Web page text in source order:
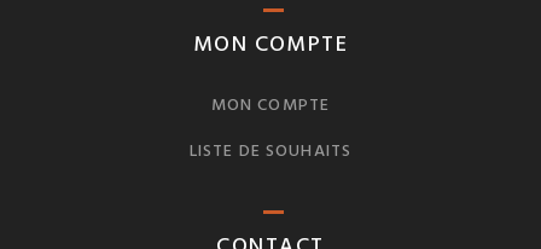
MON COMPTE
MON COMPTE
LISTE DE SOUHAITS